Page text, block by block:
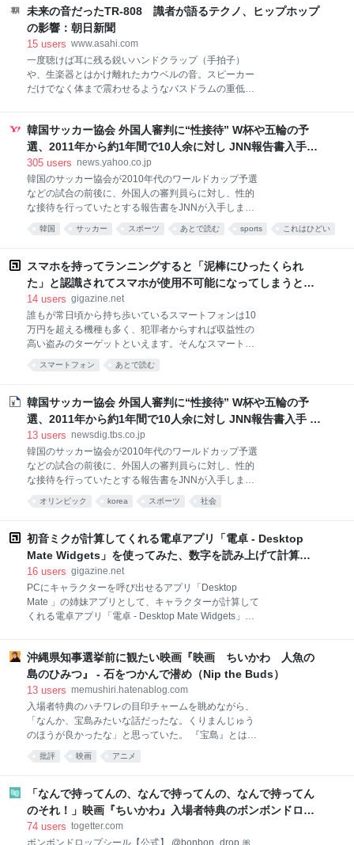
あなんとも恐ろしく、哀しく
アが7日、報じた。接待を受けたとされる審判の中に
は日本人も含まれていたという。 主審と副審ら4人は
日本人 報道によると、文化体育観光省が16年に協会へ
で開かれたワールドカップ（W杯）予選1試合、オリン
ピック予選2試合など計7試合で外国人審判や試合監督
官らに性的接待が行われたと記されていた。報告書は
ージ店に案内し、法人カードで費用を支払っていたと
いう。問題となった試合の一つは、12年のW杯ブラジ
未来の音だったTR-808 識者が語るテクノ、ヒップホップ
の影響：朝日新聞
15 users www.asahi.com
一度聴けば耳に残る鋭いハンドクラップ（手拍子）
や、生楽器とはかけ離れたカウベルの音。スピーカー
だけでなく体まで震わせるようなバスドラムの重低
韓国サッカー協会 外国人審判に“性接待” W杯や五輪の予
選、2011年から約1年間で10人余に対し JNN報告書入手
（TBS NEWS DIG Powered by JNN） - Yahoo!ニュース
305 users news.yahoo.co.jp
韓国のサッカー協会が2010年代のワールドカップ予選
などの試合の前後に、外国人の審判員らに対し、性的
な接待を行っていたとする報告書をJNNが入手しまし
た。 【写真で見る】韓国サッカー協会 外国人審判
に“性接待” W杯や五輪の予選、2011年から約1年間で
府の資料によりますと、大韓サッカー協会は2011年3
月からのおよそ1年間に、韓国で行われたワールドカ
ップやオリンピックの予選などあわせて7試合で、外
たということです。 費用は1回あたり日本円で最大12
万円ほどで、協会の副会長の承認まで行われ、協会の
法人カードで支払われていました。 韓国代表チーム
は、この7試合は5勝2分の成績で、負けはありません
韓国 サッカー スポーツ あとで読む sports これはひどい
スマホを持ってランニングすると「泥棒にひったくられ
た」と認識されてスマホが使用不可能になってしまうとの
報告
14 users gigazine.net
誰もが常日頃から持ち歩いているスマートフォンは10
万円を超える機種も多く、犯罪者からすれば収益性の
高い盗みのターゲットといえます。そんなスマートフ
ォン泥棒を防ぐための防犯機能のせいで、「ランニン
グするとスマホが使えなくなってしまう」とプログラ
by @[email protected] View on Mastodon ギーセン氏
は、「最近のアップデート移行、私のスマートフォン
はランニングしているのを『誰かがスマートフォンを
れによってスクリーンがすぐにロックされ、私がペー
ス管理に使っているアプリから追い出されてしまいま
す」と報告しました。 ギーセン氏は他のユーザーへの
リプライで、「驚くべきことにこの動作を無効にする
スマートフォン あとで読む
韓国サッカー協会 外国人審判に“性接待” W杯や五輪の予
選、2011年から約1年間で10人余に対し JNN報告書入手 |
TBS NEWS DIG
13 users newsdig.tbs.co.jp
韓国のサッカー協会が2010年代のワールドカップ予選
などの試合の前後に、外国人の審判員らに対し、性的
な接待を行っていたとする報告書をJNNが入手しまし
た。JNNが入手した韓国政府の資料によりますと、大
韓サッカ…
オリンピック korea スポーツ 社会
初音ミクが計算してくれる電卓アプリ「電卓 - Desktop
Mate Widgets」を使ってみた、数字を読み上げて計算に
悩む姿も見せてくれる
16 users gigazine.net
PCにキャラクターを呼び出せるアプリ「Desktop
Mate 」の姉妹アプリとして、キャラクターが計算して
くれる電卓アプリ「電卓 - Desktop Mate Widgets」が
Widgets | お気に入りのキャラクターと使えるちょっと
楽しいウィジェットシリーズ
https://www.infiniteloop.co.jp/desktopmate/widgets/ 電
卓 - Desktop Mate WidgetsはWindows・macOS・
iOS・Androidに対応しています。今回はiOS版を使っ
てみます。まずApp Storeの配布ページにアクセスして
んな感じ。電卓の背景として、開発企業であるイ
沖縄県知事選挙前に観たい映画『映画 ちいかわ 人魚の
島のひみつ』 - 石をつかんで潜め（Nip the Buds）
13 users memushiri.hatenablog.com
入場者特典のハチワレの目印チャームを眺めながら、
「なんか、宝島みたいな話だったな。くりまんじゅう
のほうが良かったな」と思っていた。 『宝島』とは、
直木賞を受賞した真藤順丈の小説のことであり、読ん
でみたものの、思ったより普通だったのだが、映画の
じているため、そこまで騒ぐ必要のないものだったの
だけれども、なにより、画がとてもよかった。アメリ
カ統治下においての当時の暮らしぶりから始まり、沖
批評 映画 アニメ
「なんで持ってんの、なんで持ってんの、なんで持ってん
のそれ！」映画『ちいかわ』入場者特典のボンボンドロッ
プシールが配布期間前にフリマサイトで出品される
74 users togetter.com
ボンボンドロップシール【公式】 @bonbon_drop 🎀